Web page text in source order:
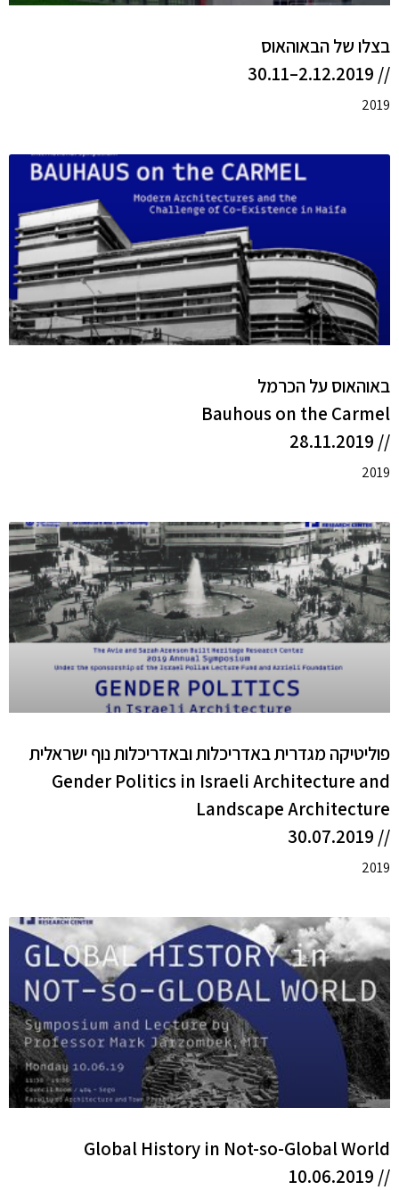
בצלו של הבאוהאוס
// 2.12.2019–30.11
2019
באוהאוס על הכרמל
Bauhous on the Carmel
// 28.11.2019
2019
פוליטיקה מגדרית באדריכלות ובאדריכלות נוף ישראלית
Gender Politics in Israeli Architecture and
Landscape Architecture
// 30.07.2019
2019
Global History in Not-so-Global World
// 10.06.2019